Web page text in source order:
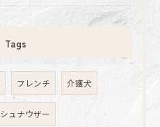
Tags
フレンチ 介護犬
シュナウザー